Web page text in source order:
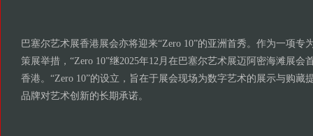
巴塞尔艺术展香港展会亦将迎来“Zero 10”的亚洲首秀。作为一项专
策展举措，“Zero 10”继2025年12月在巴塞尔艺术展迈阿密海滩展会
香港。“Zero 10”的设立，旨在于展会现场为数字艺术的展示与购藏
品牌对艺术创新的长期承诺。